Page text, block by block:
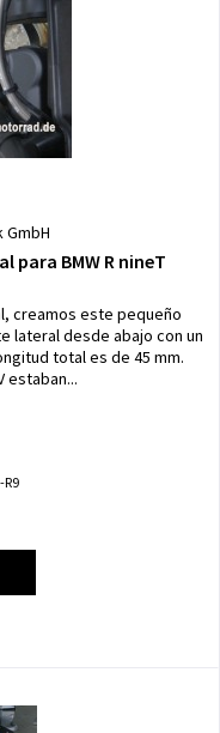
GmbH
para BMW R nineT
creamos este pequeño
lateral desde abajo con un
total es de 45 mm.
estaban...
R9